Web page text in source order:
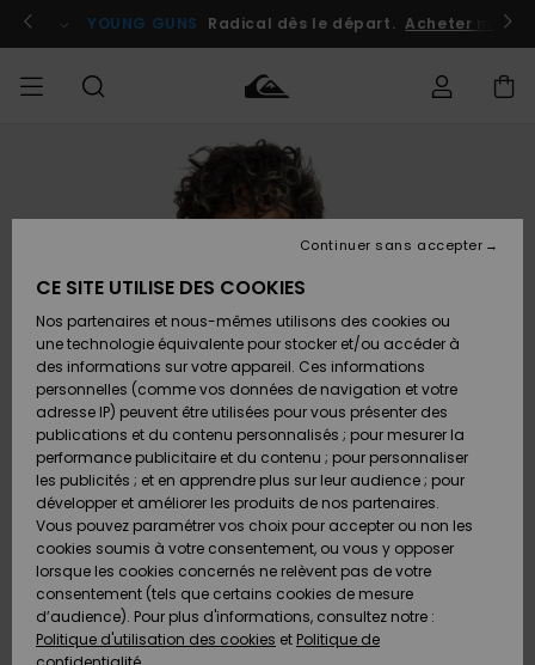
l'information
le
Se connecter / s'inscrire
YOUNG GUNS Radical dès le départ. Acheter
Vêtements
Chaussures
& Tongs
Surf
Snow
Nouveautés
Vêtements
Chaussures
& Tongs
Surf
Snow
Nouveautés
FEMME
Shop
A
Découvrir
Snow
SURF
Surf
Shop
Homme
Surf
Shop
Enfant
Highlights
Communauté
SNOW
Snow
Shop
Homme
Snow
Shop
Enfant
Snow
Shop
Femme
A
Découvrir
Communauté
OUTLET
Outlet
Homme
Enfant
Outlet
Femme
AIDE &
CONTACT
Accéder à
ma
commande
Retours
Paiement
Carte
Cadeau
Quiksilver
Freedom
Protection
des
MAGASINS
CE SITE UTILISE DES COOKIES
Nos partenaires et nous-mêmes utilisons des cookies ou
une technologie équivalente pour stocker et/ou accéder à
des informations sur votre appareil. Ces informations
personnelles (comme vos données de navigation et votre
adresse IP) peuvent être utilisées pour vous présenter des
publications et du contenu personnalisés ; pour mesurer la
performance publicitaire et du contenu ; pour personnaliser
les publicités ; et en apprendre plus sur leur audience ; pour
développer et améliorer les produits de nos partenaires.
Vous pouvez paramétrer vos choix pour accepter ou non les
cookies soumis à votre consentement, ou vous y opposer
lorsque les cookies concernés ne relèvent pas de votre
consentement (tels que certains cookies de mesure
d’audience). Pour plus d'informations, consultez notre :
Politique d'utilisation des cookies et Politique de
Continuer sans accepter